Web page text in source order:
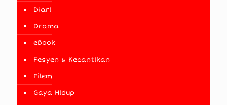
Diari
Drama
eBook
Fesyen & Kecantikan
Filem
Gaya Hidup